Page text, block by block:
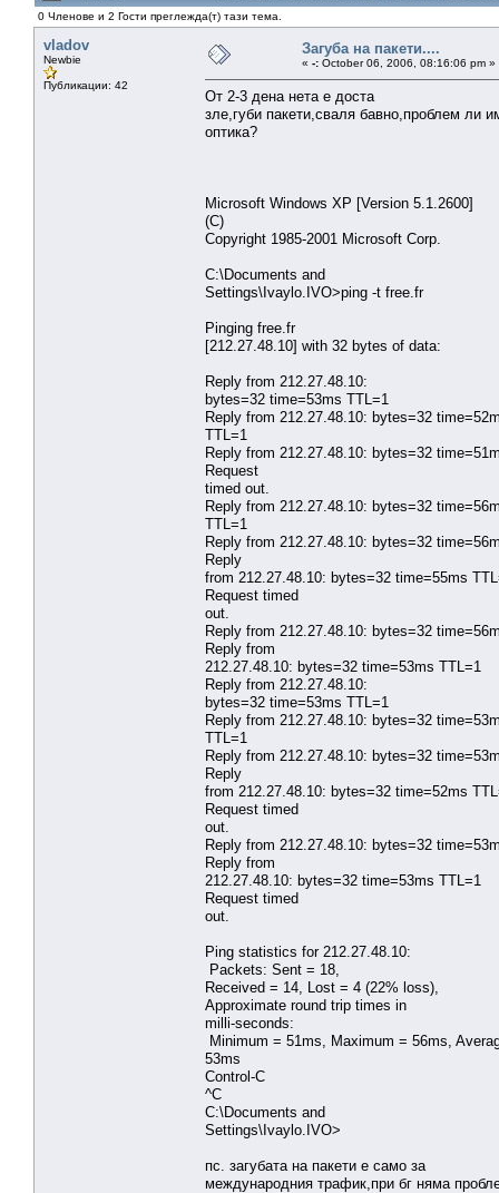
0 Членове и 2 Гости преглежда(т) тази тема.
vladov
Newbie
Публикации: 42
Загуба на пакети....
« -: October 06, 2006, 08:16:06 pm »
От 2-3 дена нета е доста
зле,губи пакети,сваля бавно,проблем ли
оптика?
Microsoft Windows XP [Version 5.1.2600]
(C)
Copyright 1985-2001 Microsoft Corp.
C:\Documents and
Settings\Ivaylo.IVO>ping -t free.fr
Pinging free.fr
[212.27.48.10] with 32 bytes of data:
Reply from 212.27.48.10:
bytes=32 time=53ms TTL=1
Reply from 212.27.48.10: bytes=32
TTL=1
Reply from 212.27.48.10: bytes=32
Request
timed out.
Reply from 212.27.48.10: bytes=32
TTL=1
Reply from 212.27.48.10: bytes=32
Reply
from 212.27.48.10: bytes=32 time=55ms
Request timed
out.
Reply from 212.27.48.10: bytes=32
Reply from
212.27.48.10: bytes=32 time=53ms TTL=1
Reply from 212.27.48.10:
bytes=32 time=53ms TTL=1
Reply from 212.27.48.10: bytes=32
TTL=1
Reply from 212.27.48.10: bytes=32
Reply
from 212.27.48.10: bytes=32 time=52ms
Request timed
out.
Reply from 212.27.48.10: bytes=32
Reply from
212.27.48.10: bytes=32 time=53ms TTL=1
Request timed
out.
Ping statistics for 212.27.48.10:
Packets: Sent = 18,
Received = 14, Lost = 4 (22% loss),
Approximate round trip times in
milli-seconds:
Minimum = 51ms, Maximum = 56ms,
53ms
Control-C
^C
C:\Documents and
Settings\Ivaylo.IVO>
пс. загубата на пакети е само за
международния трафик,при бг няма